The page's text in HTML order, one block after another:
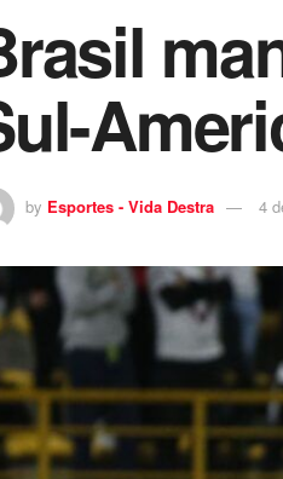
by Esportes - Vida Destra 4